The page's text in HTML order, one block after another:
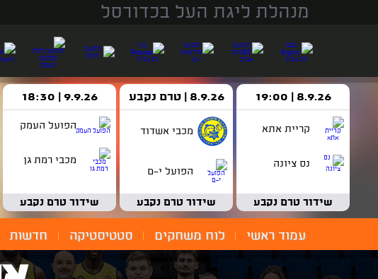
מנהלת ליגת העל בכדורסל
8.9.26 | 19:00
קריית אתא
נס ציונה
שידור טרם נקבע
8.9.26 | טרם נקבע
מכבי אשדוד
הפועל י-ם
שידור טרם נקבע
9.9.26 | 18:30
הפועל העמק
מכבי רמת גן
שידור טרם נקבע
עמוד ראשי לוח משחקים סטטיסטיקה חדשות